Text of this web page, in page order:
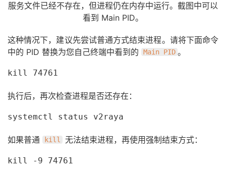
服务文件已经不存在，但进程仍在内存中运行。截图中可以
看到 Main PID。
这种情况下，建议先尝试普通方式结束进程。请将下面命令
中的 PID 替换为您自己终端中看到的
Main PID 。
kill 74761
执行后，再次检查进程是否还存在：
systemctl status v2raya
如果普通 kill 无法结束进程，再使用强制结束方式：
kill -9 74761